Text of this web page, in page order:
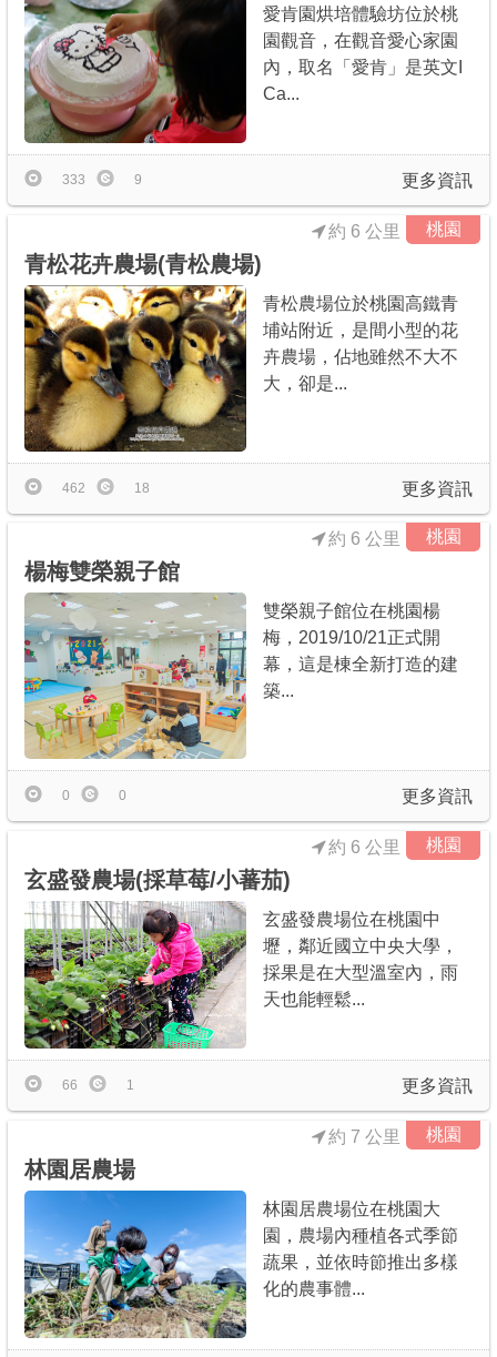
愛肯園烘培體驗坊位於桃
園觀音，在觀音愛心家園
內，取名「愛肯」是英文I
Ca...
更多資訊
333 9
桃園
青松花卉農場(青松農場)
約 6 公里
青松農場位於桃園高鐵青
埔站附近，是間小型的花
卉農場，佔地雖然不大不
大，卻是...
更多資訊
462 18
桃園
楊梅雙榮親子館
約 6 公里
雙榮親子館位在桃園楊
梅，2019/10/21正式開
幕，這是棟全新打造的建
築...
更多資訊
0 0
桃園
玄盛發農場(採草莓/小蕃茄)
約 6 公里
玄盛發農場位在桃園中
壢，鄰近國立中央大學，
採果是在大型溫室內，雨
天也能輕鬆...
更多資訊
66 1
桃園
林園居農場
約 7 公里
林園居農場位在桃園大
園，農場內種植各式季節
蔬果，並依時節推出多樣
化的農事體...